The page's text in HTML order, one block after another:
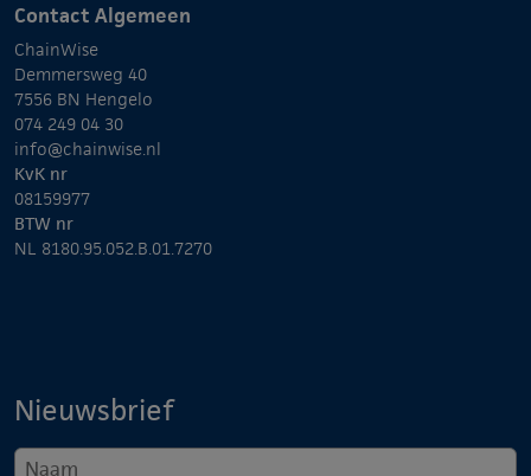
Contact Algemeen
ChainWise
Demmersweg 40
7556 BN Hengelo
074 249 04 30
info@chainwise.nl
KvK nr
08159977
BTW nr
NL 8180.95.052.B.01.7270
Nieuwsbrief